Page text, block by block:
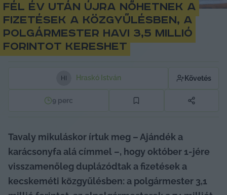
Fél év után újra nőhetnek a
fizetések a közgyűlésben, a
polgármester havi 3,5 millió
forintot kereshet
HI Hraskó István Követés
9 perc
Tavaly mikuláskor írtuk meg – Ajándék a
karácsonyfa alá címmel –, hogy október 1-jére
visszamenőleg duplázódtak a fizetések a
kecskeméti közgyűlésben: a polgármester 3,1